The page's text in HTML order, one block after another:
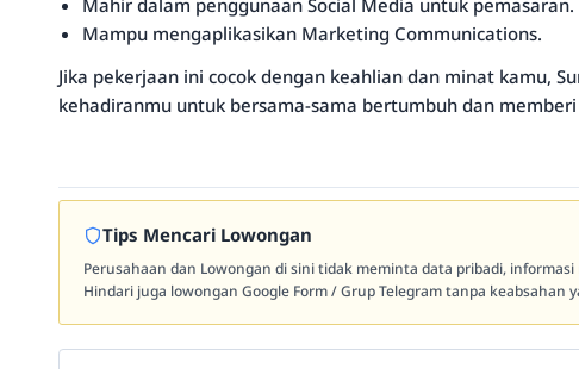
Mahir dalam penggunaan Social Media untuk pemasaran.
Mampu mengaplikasikan Marketing Communications.
Jika pekerjaan ini cocok dengan keahlian dan minat kamu,
kehadiranmu untuk bersama-sama bertumbuh dan
Tips Mencari Lowongan
Perusahaan dan Lowongan di sini tidak meminta data pribadi,
Hindari juga lowongan Google Form / Grup Telegram tanpa keabsahan